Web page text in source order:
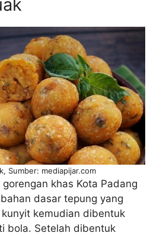
Sumber: mediapijar.com
khas Kota Padang
dasar tepung yang
kemudian dibentuk
bola. Setelah dibentuk